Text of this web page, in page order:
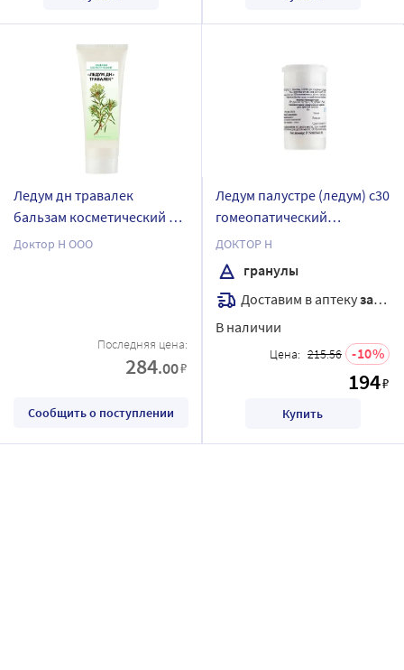
Ледум дн травалек
бальзам косметический 70
гр
Доктор Н ООО
Последняя цена:
284.00₽
Сообщить о поступлении
Ледум палустре (ледум) c30
гомеопатический
монокомпонентный
препарат раститительного
происхождения 5 гр
гранулы гомеопатические
ДОКТОР Н
гранулы
Доставим в аптекузавтра
В наличии
Цена: 215.56 10
194₽
Купить